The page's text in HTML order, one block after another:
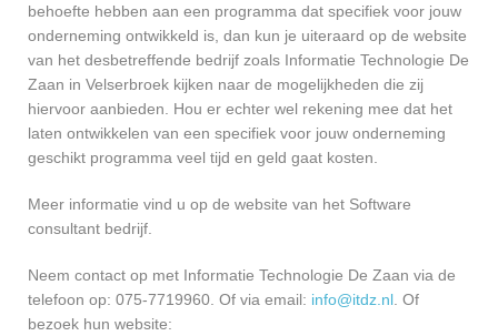
behoefte hebben aan een programma dat specifiek voor jouw
onderneming ontwikkeld is, dan kun je uiteraard op de website
van het desbetreffende bedrijf zoals Informatie Technologie De
Zaan in Velserbroek kijken naar de mogelijkheden die zij
hiervoor aanbieden. Hou er echter wel rekening mee dat het
laten ontwikkelen van een specifiek voor jouw onderneming
geschikt programma veel tijd en geld gaat kosten.
Meer informatie vind u op de website van het Software
consultant bedrijf.
Neem contact op met Informatie Technologie De Zaan via de
telefoon op: 075-7719960. Of via email: info@itdz.nl . Of
bezoek hun website: